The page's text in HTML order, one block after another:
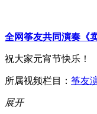
全网筝友共同演奏《
祝大家元宵节快乐！
所属视频栏目： 筝友
展开